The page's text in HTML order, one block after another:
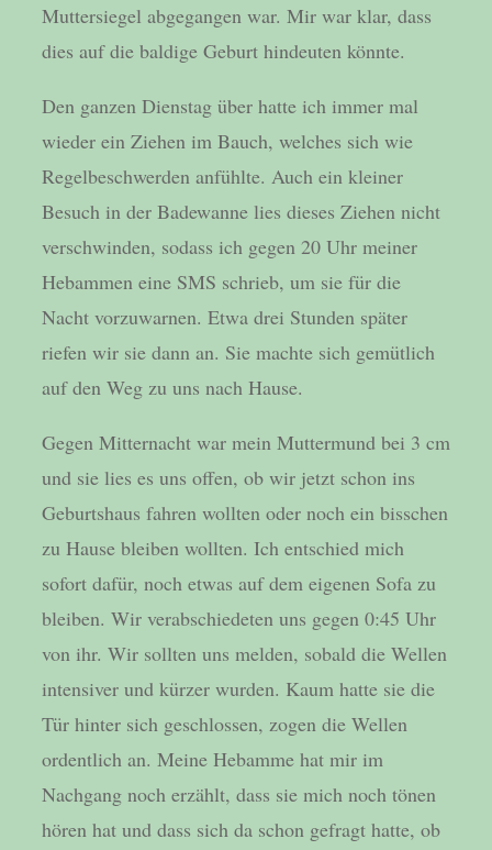
Muttersiegel abgegangen war. Mir war klar, dass
dies auf die baldige Geburt hindeuten könnte.
Den ganzen Dienstag über hatte ich immer mal
wieder ein Ziehen im Bauch, welches sich wie
Regelbeschwerden anfühlte. Auch ein kleiner
Besuch in der Badewanne lies dieses Ziehen nicht
verschwinden, sodass ich gegen 20 Uhr meiner
Hebammen eine SMS schrieb, um sie für die
Nacht vorzuwarnen. Etwa drei Stunden später
riefen wir sie dann an. Sie machte sich gemütlich
auf den Weg zu uns nach Hause.
Gegen Mitternacht war mein Muttermund bei 3 cm
und sie lies es uns offen, ob wir jetzt schon ins
Geburtshaus fahren wollten oder noch ein bisschen
zu Hause bleiben wollten. Ich entschied mich
sofort dafür, noch etwas auf dem eigenen Sofa zu
bleiben. Wir verabschiedeten uns gegen 0:45 Uhr
von ihr. Wir sollten uns melden, sobald die Wellen
intensiver und kürzer wurden. Kaum hatte sie die
Tür hinter sich geschlossen, zogen die Wellen
ordentlich an. Meine Hebamme hat mir im
Nachgang noch erzählt, dass sie mich noch tönen
hören hat und dass sich da schon gefragt hatte, ob